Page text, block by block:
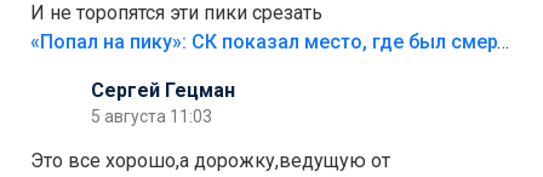
И не торопятся эти пики срезать
«Попал на пику»: СК показал место, где был смертельно травмирован ребенок в Тольятти
Сергей Гецман
5 августа 11:03
Это все хорошо,а дорожку,ведущую от